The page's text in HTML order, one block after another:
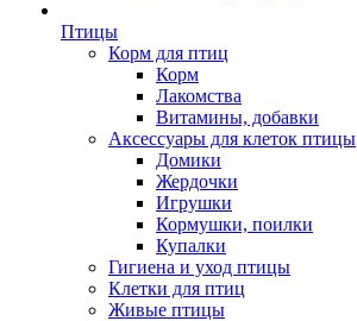
Птицы
Корм для птиц
Корм
Лакомства
Витамины, добавки
Аксессуары для клеток птицы
Домики
Жердочки
Игрушки
Кормушки, поилки
Купалки
Гигиена и уход птицы
Клетки для птиц
Живые птицы